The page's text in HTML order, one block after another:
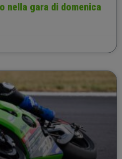
nella gara di domenica